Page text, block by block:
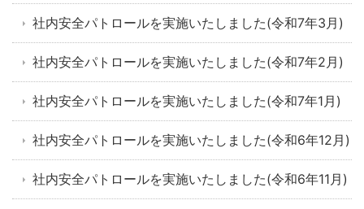
社内安全パトロールを実施いたしました(令和7年3月)
社内安全パトロールを実施いたしました(令和7年2月)
社内安全パトロールを実施いたしました(令和7年1月)
社内安全パトロールを実施いたしました(令和6年12月)
社内安全パトロールを実施いたしました(令和6年11月)